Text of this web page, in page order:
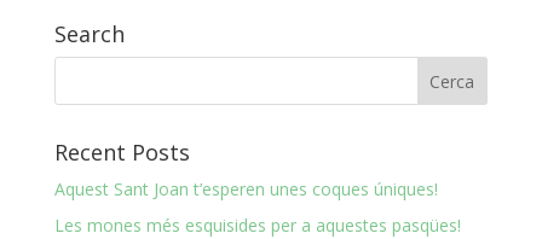
Search
Recent Posts
Aquest Sant Joan t’esperen unes coques úniques!
Les mones més esquisides per a aquestes pasqües!